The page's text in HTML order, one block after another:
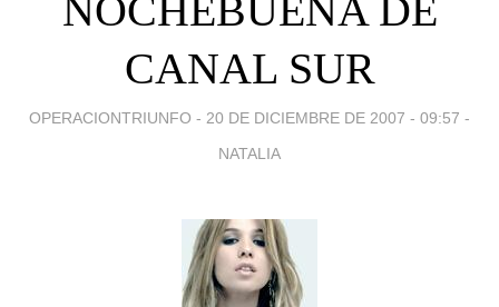
NOCHEBUENA DE
CANAL SUR
OPERACIONTRIUNFO - 20 DE DICIEMBRE DE 2007 - 09:57 -
NATALIA